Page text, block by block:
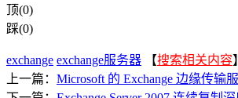
顶(0)
踩(0)
exchange exchange服务器 【搜索相关内容
上一篇： Microsoft 的 Exchange 边缘传输